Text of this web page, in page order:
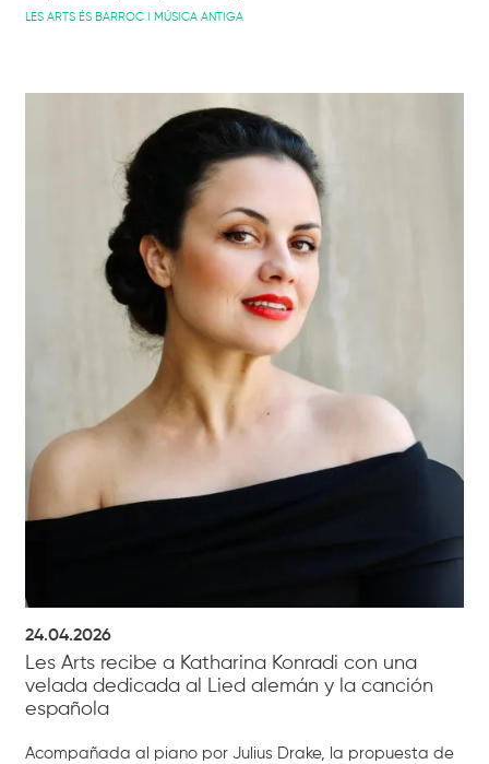
LES ARTS ÉS BARROC I MÚSICA ANTIGA
24.04.2026
Les Arts recibe a Katharina Konradi con una
velada dedicada al Lied alemán y la canción
española
Acompañada al piano por Julius Drake, la propuesta de